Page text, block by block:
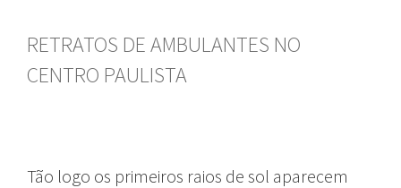
RETRATOS DE AMBULANTES NO
CENTRO PAULISTA
Tão logo os primeiros raios de sol aparecem